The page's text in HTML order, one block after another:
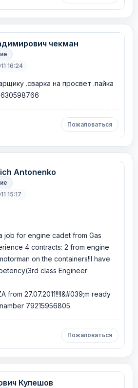
чекман
16:24
.сварка на просвет .пайка
Пожаловаться
Antonenko
15:17
job for engine cadet from Gas
4 contracts: 2 from engine
on the containers!!I have
class Engineer
from 27.07.2011!!!I&#039;m ready
79215956805
Пожаловаться
Кулешов